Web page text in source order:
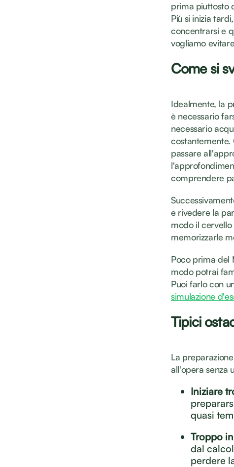
prima piuttosto
Più si inizia
concentrarsi e
vogliamo
Come si
Idealmente, la
è necessario
necessario
costantemente.
passare
comprendere
e rivedere la
modo il
memorizzarle
Poco prima del
modo potrai
Puoi farlo con
simulazione
Tipici
La
all'opera senza
Iniziare
quasi
Troppo
dal
perdere